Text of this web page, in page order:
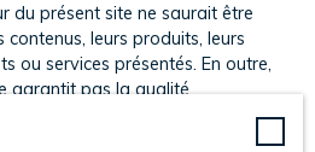
du présent site ne saurait être
leurs produits, leurs
ou services présentés. En outre,
garantit pas la qualité